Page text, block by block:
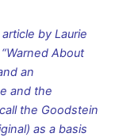
by Laurie
About
an
and the
the Goodstein
as a basis